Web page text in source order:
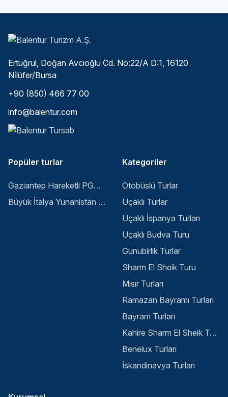
Ertuğrul, Doğan Avcıoğlu Cd. No:22/A D:1, 16120
Ni̇lüfer/Bursa
+90 (850) 466 77 00
info@balentur.com
Popüler turlar
Gaziantep Hareketli PGS ile Buyuk Balkan 6 Gece 8 Gun Vizesiz SKP-SKP
Büyük İtalya Yunanistan Balkan Turu - İstanbul
Kategoriler
Otobüslü Turlar
Uçaklı Turlar
Uçaklı İspanya Turları
Uçaklı Budva Turu
Gunubirlik Turlar
Sharm El Sheik Turu
Mısır Turları
Ramazan Bayramı Turları
Bayram Turları
Kahire Sharm El Sheik Turu
Benelux Turları
İskandinavya Turları